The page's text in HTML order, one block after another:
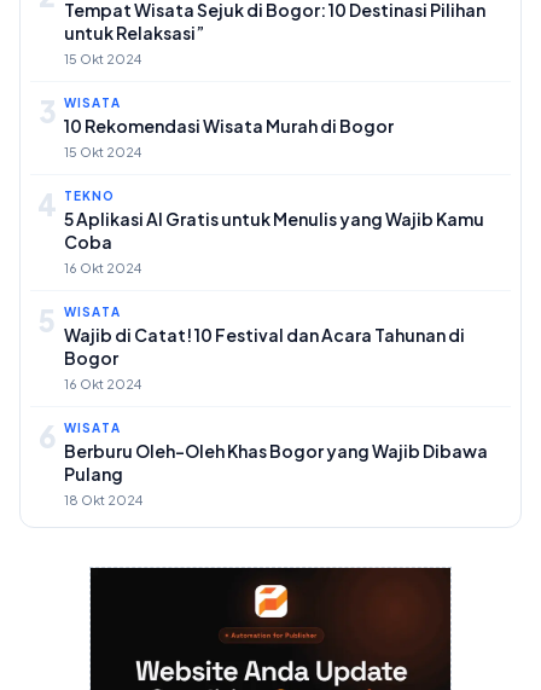
Tempat Wisata Sejuk di Bogor: 10 Destinasi Pilihan
untuk Relaksasi”
15 Okt 2024
3 WISATA
10 Rekomendasi Wisata Murah di Bogor
15 Okt 2024
4 TEKNO
5 Aplikasi AI Gratis untuk Menulis yang Wajib Kamu
Coba
16 Okt 2024
5 WISATA
Wajib di Catat! 10 Festival dan Acara Tahunan di
Bogor
16 Okt 2024
6 WISATA
Berburu Oleh-Oleh Khas Bogor yang Wajib Dibawa
Pulang
18 Okt 2024